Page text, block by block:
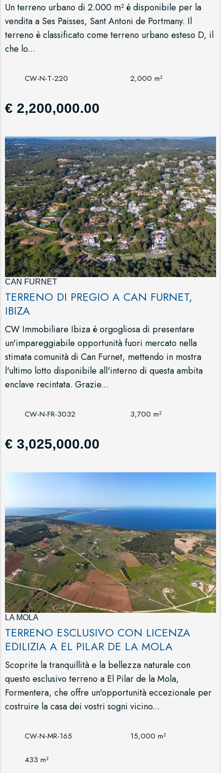
Un terreno urbano di 2.000 m² è disponibile per la
vendita a Ses Paisses, Sant Antoni de Portmany. Il
terreno è classificato come terreno urbano esteso D, il
che lo...
CW-N-T-220 2,000 m²
€ 2,200,000.00
CAN FURNET
TERRENO DI PREGIO A CAN FURNET,
IBIZA
CW Immobiliare Ibiza è orgogliosa di presentare
un'impareggiabile opportunità fuori mercato nella
stimata comunità di Can Furnet, mettendo in mostra
l'ultimo lotto disponibile all'interno di questa ambita
enclave recintata. Grazie...
CW-N-FR-3032 3,700 m²
€ 3,025,000.00
LA MOLA
TERRENO ESCLUSIVO CON LICENZA
EDILIZIA A EL PILAR DE LA MOLA
Scoprite la tranquillità e la bellezza naturale con
questo esclusivo terreno a El Pilar de la Mola,
Formentera, che offre un'opportunità eccezionale per
costruire la casa dei vostri sogni vicino...
CW-N-MR-165 15,000 m²
433 m²